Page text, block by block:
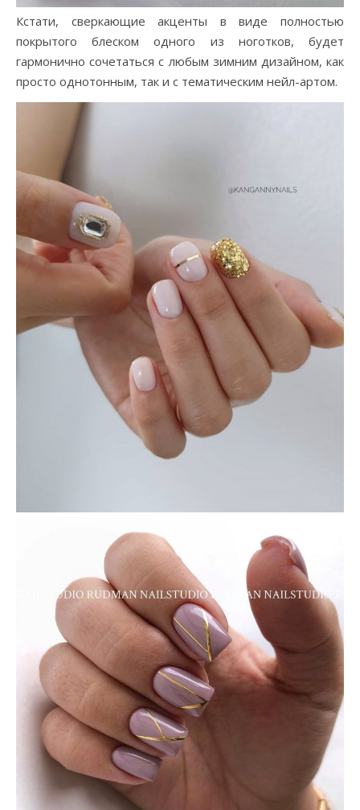
Кстати, сверкающие акценты в виде полностью
покрытого блеском одного из ноготков, будет
гармонично сочетаться с любым зимним дизайном, как
просто однотонным, так и с тематическим нейл-артом.